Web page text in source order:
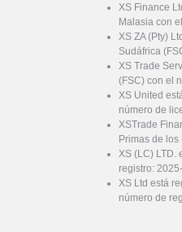
XS Finance
Malasia con
XS ZA (Pty)
Sudáfrica
XS Trade
(FSC) con el
XS United
número de
XSTrade
Primas de los
XS (LC) LTD.
registro:
XS Ltd está
número de